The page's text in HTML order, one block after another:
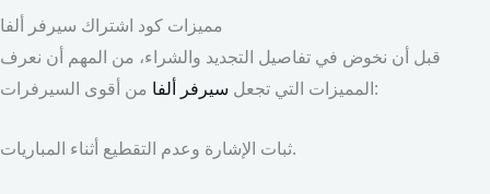
مميزات كود اشتراك سيرفر ألفا
قبل أن نخوض في تفاصيل التجديد والشراء، من المهم أن نعرف
المميزات التي تجعل سيرفر ألفا من أقوى السيرفرات:
ثبات الإشارة وعدم التقطيع أثناء المباريات.